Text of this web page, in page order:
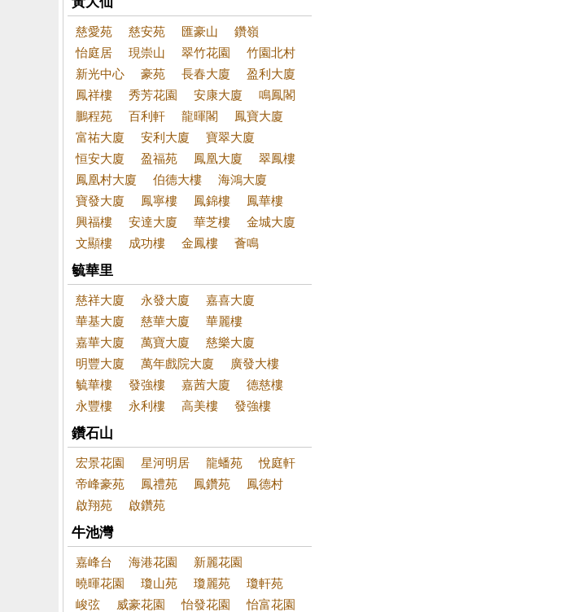
慈愛苑 慈安苑 匯豪山
鑽嶺
怡庭居
現崇山 翠竹花園
竹園北村
新光中心
豪苑 長春大廈
盈利大廈
鳳祥樓
秀芳花園 安康大廈
鳴鳳閣
鵬程苑
百利軒 龍暉閣
鳳寶大廈
富祐大廈
安利大廈
寶翠大廈
恒安大廈
盈福苑 鳳凰大廈
翠鳳樓
鳳凰村大廈
伯德大樓
海鴻大廈
寶發大廈
鳳寧樓 鳳錦樓
鳳華樓
興福樓
安達大廈 華芝樓
金城大廈
文顯樓
成功樓 金鳳樓 薈鳴
毓華里
慈祥大廈 永發大廈
嘉喜大廈
華基大廈
慈華大廈
華麗樓
嘉華大廈
萬寶大廈
慈樂大廈
明豐大廈
萬年戲院大廈
廣發大樓
毓華樓
發強樓 嘉茜大廈
德慈樓
永豐樓
永利樓 高美樓 發強樓
鑽石山
宏景花園 星河明居 龍蟠苑
悅庭軒
帝峰豪苑
鳳禮苑 鳳鑽苑
鳳德村
啟翔苑
啟鑽苑
牛池灣
嘉峰台 海港花園
新麗花園
曉暉花園
瓊山苑 瓊麗苑
瓊軒苑
峻弦
威豪花園 怡發花園
怡富花園